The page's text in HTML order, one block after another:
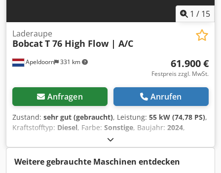
1 / 15
Apeldoorn 331 km
Laderaupe
BobcatT 76 High Flow | A/C
61.900 €
Festpreis zzgl. MwSt.
Anfragen Anrufen
Zustand: sehr gut (gebraucht), Leistung: 55 kW (74,78 PS),
Kraftstofftyp: Diesel, Farbe: Sonstige, Baujahr: 2024,
, Ausstattung:
Technische Informationen Zylinderzahl: 4 Motorhubraum:
2.400 cc Lenkung: Bock Motormarke: Bobcat Leergewicht:
4.898 kg Abmessungen (L x B x H): 390 x 186 x 206 cm
Weitere gebrauchte Maschinen entdecken